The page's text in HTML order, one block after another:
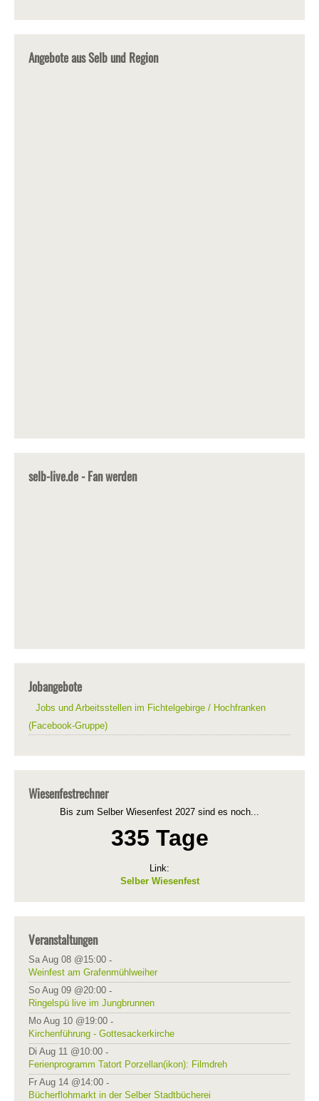
Angebote aus Selb und Region
selb-live.de - Fan werden
Jobangebote
Jobs und Arbeitsstellen im Fichtelgebirge / Hochfranken
(Facebook-Gruppe)
Wiesenfestrechner
Bis zum Selber Wiesenfest 2027 sind es noch...
335 Tage
Link:
Selber Wiesenfest
Veranstaltungen
Sa Aug 08 @15:00 -
Weinfest am Grafenmühlweiher
So Aug 09 @20:00 -
Ringelspü live im Jungbrunnen
Mo Aug 10 @19:00 -
Kirchenführung - Gottesackerkirche
Di Aug 11 @10:00 -
Ferienprogramm Tatort Porzellan(ikon): Filmdreh
Fr Aug 14 @14:00 -
Bücherflohmarkt in der Selber Stadtbücherei